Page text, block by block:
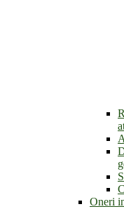
Oneri